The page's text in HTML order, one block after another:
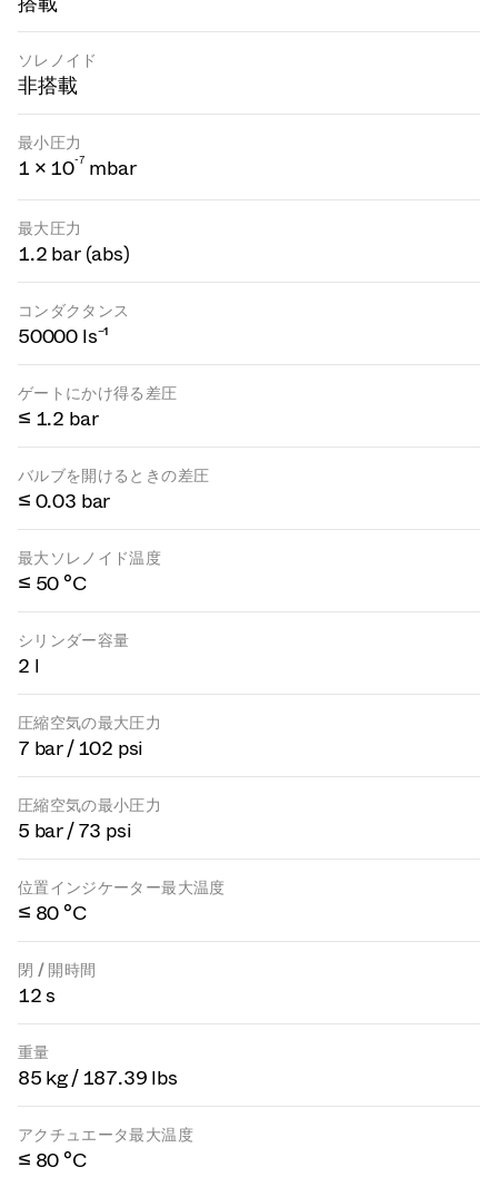
ソレノイド
非搭載
最小圧力
1 × 10-7 mbar
最大圧力
1.2 bar (abs)
コンダクタンス
50000 ls⁻¹
ゲートにかけ得る差圧
≤ 1.2 bar
バルブを開けるときの差圧
≤ 0.03 bar
最大ソレノイド温度
≤ 50 °C
シリンダー容量
2 l
圧縮空気の最大圧力
7 bar / 102 psi
圧縮空気の最小圧力
5 bar / 73 psi
位置インジケーター最大温度
≤ 80 °C
閉 / 開時間
12 s
重量
85 kg / 187.39 lbs
アクチュエータ最大温度
≤ 80 °C